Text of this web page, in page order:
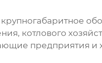
крупногабаритное
котлового
предприятия и